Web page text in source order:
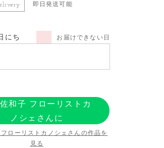
即日発送可能
にち お届けできない日
和子 フローリストカ
ノシェさんに
オーダーする
ローリストカノシェさんの作品を
見る